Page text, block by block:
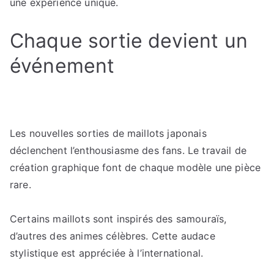
une expérience unique.
Chaque sortie devient un
événement
Les nouvelles sorties de maillots japonais
déclenchent l’enthousiasme des fans. Le travail de
création graphique font de chaque modèle une pièce
rare.
Certains maillots sont inspirés des samouraïs,
d’autres des animes célèbres. Cette audace
stylistique est appréciée à l’international.